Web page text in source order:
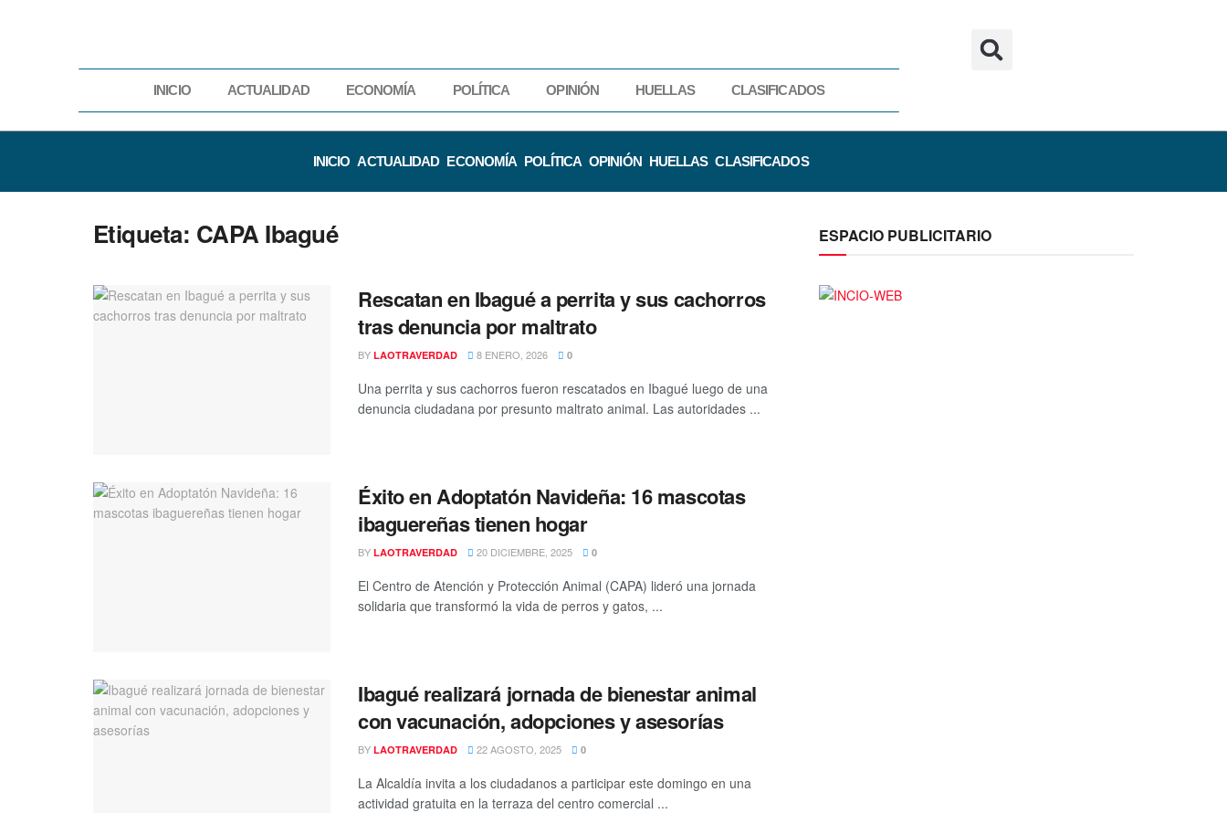
INICIO ACTUALIDAD ECONOMÍA POLÍTICA OPINIÓN HUELLAS CLASIFICADOS
INICIO ACTUALIDAD ECONOMÍA POLÍTICA OPINIÓN HUELLAS CLASIFICADOS
Etiqueta: CAPA Ibagué
Rescatan en Ibagué a perrita y sus cachorros
tras denuncia por maltrato
BY LAOTRAVERDAD 8 ENERO, 2026 0
Una perrita y sus cachorros fueron rescatados en Ibagué luego de una
denuncia ciudadana por presunto maltrato animal. Las autoridades ...
Éxito en Adoptatón Navideña: 16 mascotas
ibaguereñas tienen hogar
BY LAOTRAVERDAD 20 DICIEMBRE, 2025 0
El Centro de Atención y Protección Animal (CAPA) lideró una jornada
solidaria que transformó la vida de perros y gatos, ...
Ibagué realizará jornada de bienestar animal
con vacunación, adopciones y asesorías
BY LAOTRAVERDAD 22 AGOSTO, 2025 0
La Alcaldía invita a los ciudadanos a participar este domingo en una
actividad gratuita en la terraza del centro comercial ...
ESPACIO PUBLICITARIO